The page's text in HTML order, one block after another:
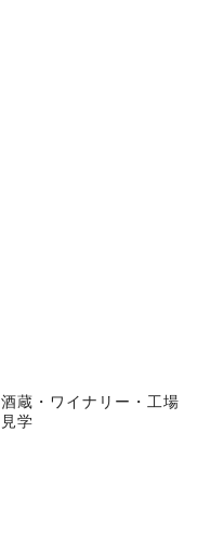
酒蔵・ワイナリー・工場
見学